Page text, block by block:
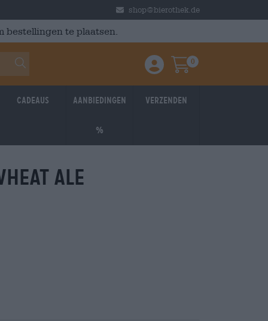
shop@bierothek.de
te plaatsen.
Einloggen / Anmelden
Warenkorb
0
Cadeaus Aanbiedingen
%
Verzenden
ale